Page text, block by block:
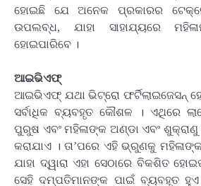
ହୋଇଛି ଯେ ଅନେକ ପ୍ରକାରର
ଉପଲବ୍ଧ, ଯାହା ସାହାଯ୍ୟରେ
ହୋଇପାରିବେ ।
ଆଇଭିଏଫ୍
ଆଇଭିଏଫ୍ ଯଥା ଭିଟ୍ରୋ ଫର୍ଟିଲାଇଜେସନ୍
ସର୍ବାଧିକ ବ୍ୟବହୃତ କୌଶଳ । ଏଥିରେ
ପୁରୁଷ ଏବଂ ମହିଳାଙ୍କ ଅଣ୍ଡା ଏବଂ
କରାଯାଏ । ତା’ପରେ ଏହି ଭ୍ରୁଣକୁ
ଯାହା ଦ୍ୱାରା ଏହା ସେଠାରେ ବିକଶିତ
ସେହି ଦମ୍ପତିମାନଙ୍କ ପାଇଁ ବ୍ୟବହୃତ ହୁଏ